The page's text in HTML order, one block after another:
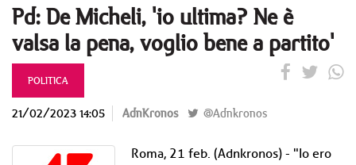
Pd: De Micheli, 'io ultima? Ne è
valsa la pena, voglio bene a partito'
POLITICA
21/02/2023 14:05 AdnKronos @Adnkronos
Roma, 21 feb. (Adnkronos) - "Io ero